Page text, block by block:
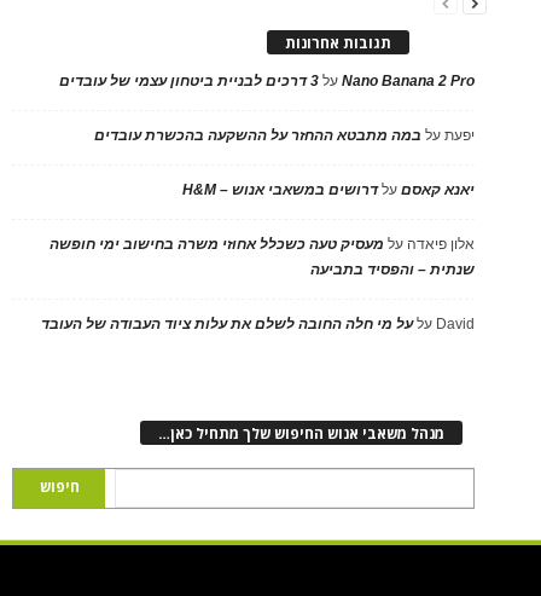
תגובות אחרונות
Nano Banana 2 Proעל 3 דרכים לבניית ביטחון עצמי של עובדים
יפעתעל במה מתבטא ההחזר על ההשקעה בהכשרת עובדים
יאנא קאסםעלדרושים במשאבי אנוש – H&M
אלון פיאדה על מעסיק טעה כשכלל אחוזי משרה בחישוב ימי חופשה
שנתית – והפסיד בתביעה
David עלעל מי חלה החובה לשלם את עלות ציוד העבודה של העובד
מנהל משאבי אנוש החיפוש שלך מתחיל כאן…